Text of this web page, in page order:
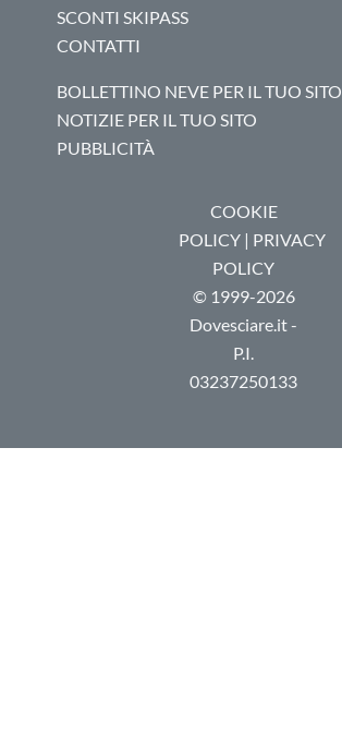
SCONTI SKIPASS
CONTATTI
BOLLETTINO NEVE PER IL TUO SITO
NOTIZIE PER IL TUO SITO
PUBBLICITÀ
COOKIE
POLICY| PRIVACY
POLICY
© 1999-2026
Dovesciare.it -
P.I.
03237250133